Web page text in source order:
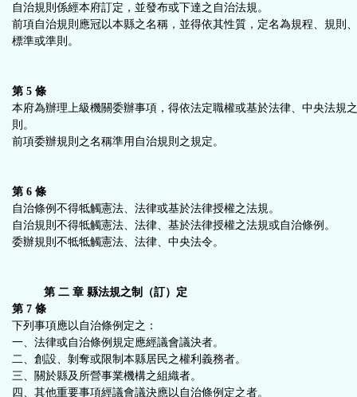
自治規則係經本府訂定，並發布或下達之自治法規。
前項自治規則應冠以本縣之名稱，並得依其性質，定名為規程、規則
標準或準則。
第 5 條
本府為辦理上級機關委辦事項，得依法定職權或基於法律、中央法規
則。
前項委辦規則之名稱準用自治規則之規定。
第 6 條
自治條例不得牴觸憲法、法律或基於法律授權之法規。
自治規則不得牴觸憲法、法律、基於法律授權之法規或自治條
委辦規則不牴牴觸憲法、法律、中央法令。
第 二 章 縣法規之制（訂）定
第 7 條
下列事項應以自治條例定之：
一、法律或自治條例規定應經議會議決者。
二、創設、剝奪或限制本縣居民之權利義務者。
三、關於縣及所營事業機構之組織者。
四、其他重要事項經議會議決應以自治條例定之者。